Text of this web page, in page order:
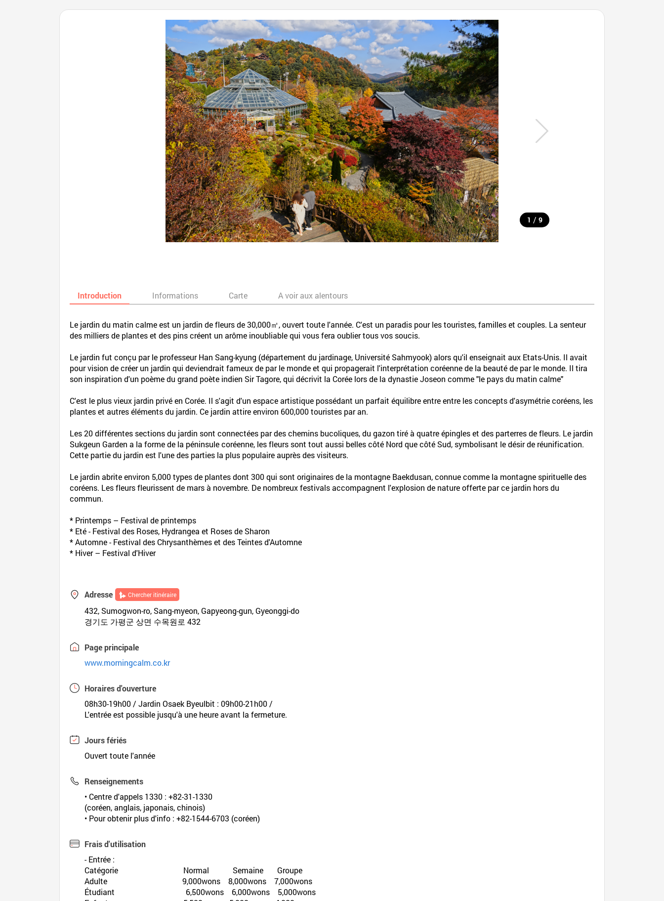
1 / 9
Introduction Informations Carte A voir aux alentours
Le jardin du matin calme est un jardin de fleurs de 30,000㎡, ouvert toute l'année. C'est un paradis pour les touristes, familles et couples. La senteur
des milliers de plantes et des pins créent un arôme inoubliable qui vous fera oublier tous vos soucis.
Le jardin fut conçu par le professeur Han Sang-kyung (département du jardinage, Université Sahmyook) alors qu'il enseignait aux Etats-Unis. Il avait
pour vision de créer un jardin qui deviendrait fameux de par le monde et qui propagerait l'interprétation coréenne de la beauté de par le monde. Il tira
son inspiration d'un poème du grand poète indien Sir Tagore, qui décrivit la Corée lors de la dynastie Joseon comme "le pays du matin calme"
C'est le plus vieux jardin privé en Corée. Il s'agit d'un espace artistique possédant un parfait équilibre entre entre les concepts d'asymétrie coréens, les
plantes et autres éléments du jardin. Ce jardin attire environ 600,000 touristes par an.
Les 20 différentes sections du jardin sont connectées par des chemins bucoliques, du gazon tiré à quatre épingles et des parterres de fleurs. Le jardin
Sukgeun Garden a la forme de la péninsule coréenne, les fleurs sont tout aussi belles côté Nord que côté Sud, symbolisant le désir de réunification.
Cette partie du jardin est l'une des parties la plus populaire auprès des visiteurs.
Le jardin abrite environ 5,000 types de plantes dont 300 qui sont originaires de la montagne Baekdusan, connue comme la montagne spirituelle des
coréens. Les fleurs fleurissent de mars à novembre. De nombreux festivals accompagnent l'explosion de nature offerte par ce jardin hors du
commun.
* Printemps – Festival de printemps
* Eté - Festival des Roses, Hydrangea et Roses de Sharon
* Automne - Festival des Chrysanthèmes et des Teintes d'Automne
* Hiver – Festival d'Hiver
Adresse Chercher itinéraire
432, Sumogwon-ro, Sang-myeon, Gapyeong-gun, Gyeonggi-do
경기도 가평군 상면 수목원로 432
Page principale
www.morningcalm.co.kr
Horaires d'ouverture
08h30-19h00 / Jardin Osaek Byeulbit : 09h00-21h00 /
L'entrée est possible jusqu'à une heure avant la fermeture.
Jours fériés
Ouvert toute l'année
Renseignements
• Centre d'appels 1330 : +82-31-1330
(coréen, anglais, japonais, chinois)
• Pour obtenir plus d'info : +82-1544-6703 (coréen)
Frais d'utilisation
- Entrée :
Catégorie Normal Semaine Groupe
Adulte 9,000wons 8,000wons 7,000wons
Étudiant 6,500wons 6,000wons 5,000wons